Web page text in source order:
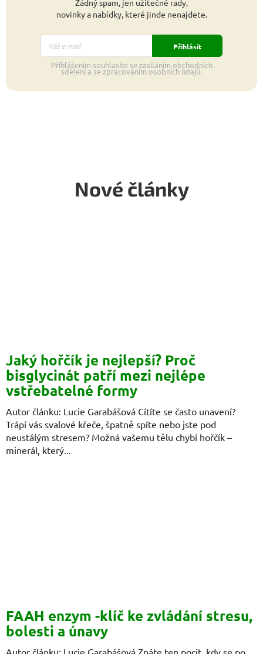
Žádný spam, jen užitečné rady,
novinky a nabídky, které jinde nenajdete.
Přihlásit
Přihlášením souhlasíte se zasíláním obchodních
sdělení a se zpracováním osobních údajů.
Nové články
Jaký hořčík je nejlepší? Proč
bisglycinát patří mezi nejlépe
vstřebatelné formy
Autor článku: Lucie Garabášová Cítíte se často unavení?
Trápí vás svalové křeče, špatně spíte nebo jste pod
neustálým stresem? Možná vašemu tělu chybí hořčík –
minerál, který...
FAAH enzym -klíč ke zvládání stresu,
bolesti a únavy
Autor článku: Lucie Garabášová Znáte ten pocit, kdy se po